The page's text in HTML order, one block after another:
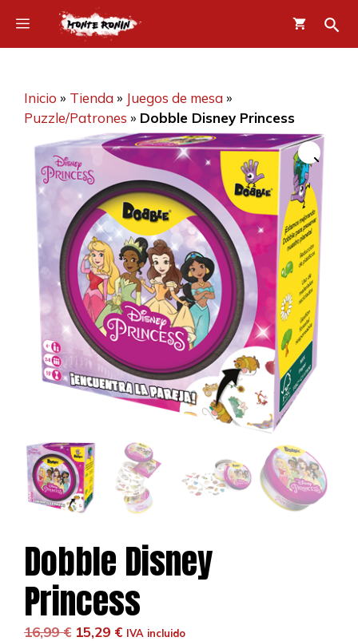
contenido
Menú
Inicio » Tienda» Juegos de mesa»
Puzzle/Patrones » Dobble Disney Princess
Dobble Disney
Princess
16,99€ El
15,29 €ElIVA incluido